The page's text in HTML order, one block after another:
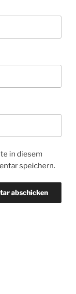
in diesem
speichern.